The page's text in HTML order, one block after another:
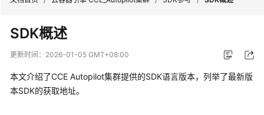
新
动
SDK概述
更新时间： 2026-01-05 GMT+08:00
本文介绍了CCE Autopilot集群提供的SDK语言版本，列举了最新版
本SDK的获取地址。